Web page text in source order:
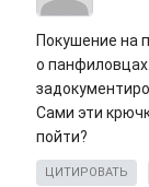
Покушение на
о
Сами эти
пойти?
ЦИТИРОВАТЬ